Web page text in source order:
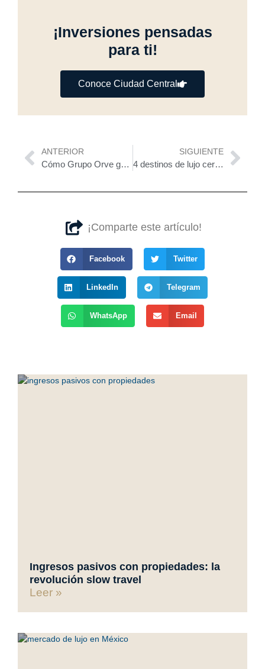
¡Inversiones pensadas
para ti!
Conoce Ciudad Central
Previo
ANTERIOR
Cómo Grupo Orve garantiza la plusvalía de un terreno residencial
SIGUIENTE
4 destinos de lujo cerca de Mérida
¡Comparte este artículo!
Facebook Twitter
LinkedIn Telegram
WhatsApp Email
Ingresos pasivos con propiedades: la
revolución slow travel
Leer »